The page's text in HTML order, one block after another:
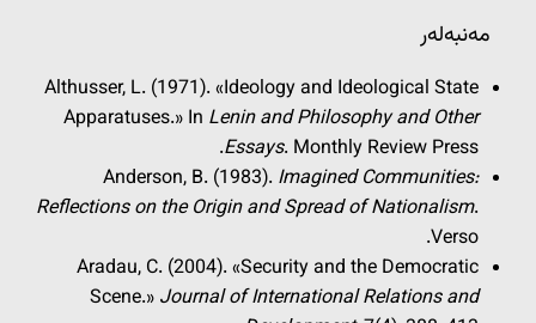
مەنبەلەر
Althusser, L. (1971). «Ideology and Ideological State
Apparatuses.» In Lenin and Philosophy and Other
Essays. Monthly Review Press.
Anderson, B. (1983). Imagined Communities:
Reflections on the Origin and Spread of Nationalism.
Verso.
Aradau, C. (2004). «Security and the Democratic
Scene.» Journal of International Relations and